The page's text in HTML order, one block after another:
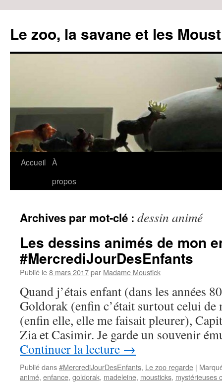
Le zoo, la savane et les
Aller
Accueil À
propos
Archives par mot-clé : dessin animé
Les dessins animés de mon
#MercrediJourDesEnfants
Publié le8 mars 2017par Madame Moustick
Quand j’étais enfant (dans les années
Goldorak (enfin c’était surtout celui
(enfin elle, elle me faisait pleurer),
Zia et Casimir. Je garde un souvenir
Continuer la lecture →
Publié dans#MercrediJourDesEnfants, Le zoo regarde |
animé, enfance, goldorak, madeleine, mousticks, mystérieuses